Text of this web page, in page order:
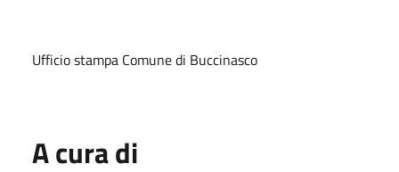
Ufficio stampa Comune di Buccinasco
A cura di